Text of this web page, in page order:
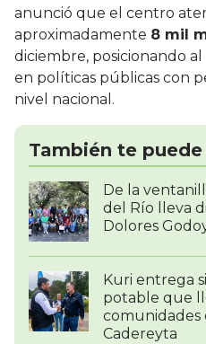
anunció que el centro
aproximadamente 8 mil
diciembre, posicionando
en políticas públicas con
nivel nacional.
También te
De la
del Río lleva
Dolores
Kuri entrega
potable que
comunidades
Cadereyta